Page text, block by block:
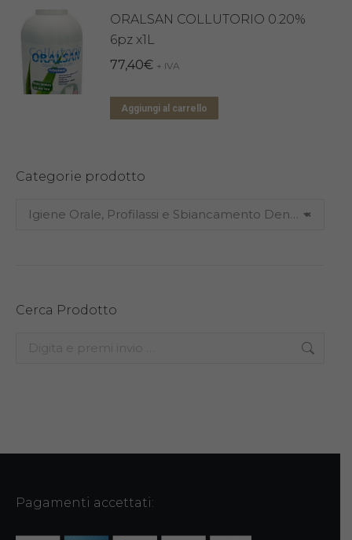
ORALSAN COLLUTORIO 0.20%
6pz x1L
77,40€ + IVA
Aggiungi al carrello
Categorie prodotto
×
Igiene Orale, Profilassi e Sbiancamento Dentale (12)
Cerca Prodotto
Pagamenti accettati: